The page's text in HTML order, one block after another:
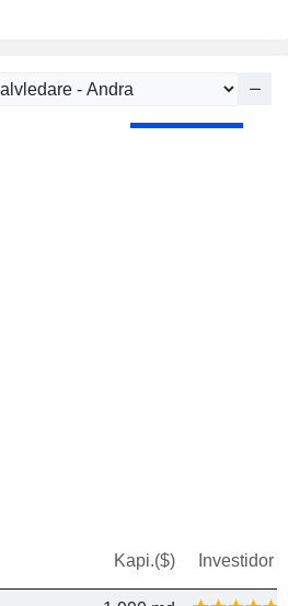
Kapi.($) Investidor